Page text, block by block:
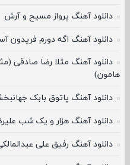
دانلود آهنگ پرواز مسیح و آرش
دانلود آهنگ اگه دورم فریدون
دانلود آهنگ مثلا رضا صادقی
هامون)
دانلود آهنگ پاتوق بابک
دانلود آهنگ هزار و یک شب
دانلود آهنگ رفیق علی